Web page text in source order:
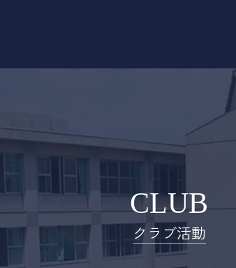
CLUB
クラブ活動